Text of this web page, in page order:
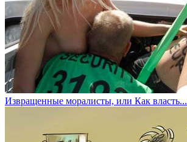
Извращенные моралисты, или Как власть...